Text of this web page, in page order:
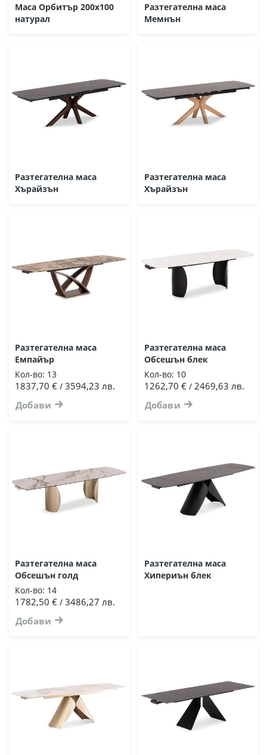
Маса Орбитър 200х100
натурал
Разтегателна маса
Мемнън
Разтегателна маса
Хърайзън
Разтегателна маса
Хърайзън
Разтегателна маса
Емпайър
Кол-во: 13
1837,70 € / 3594,23 лв.
Добави
Разтегателна маса
Обсешън блек
Кол-во: 10
1262,70 €/ 2469,63 лв.
Добави
Разтегателна маса
Обсешън голд
Кол-во: 14
1782,50 € / 3486,27 лв.
Добави
Разтегателна маса
Хипериън блек